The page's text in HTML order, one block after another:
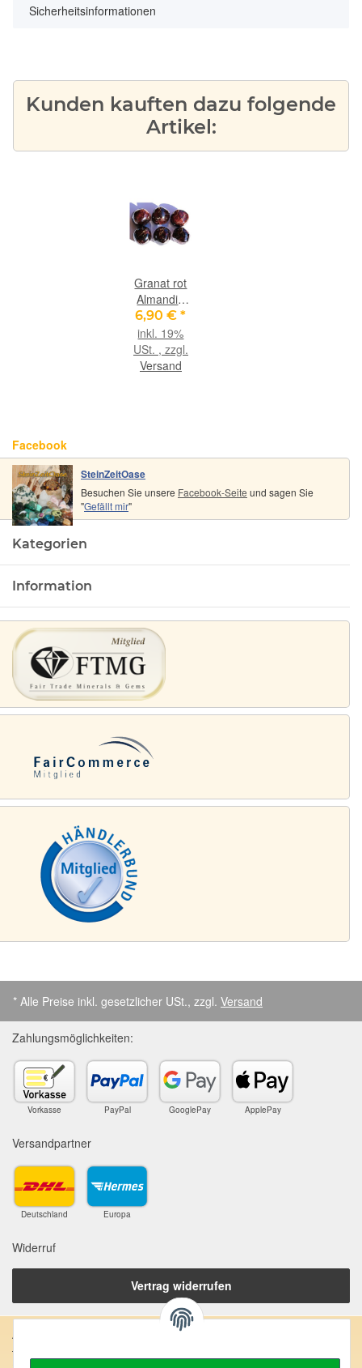
Sicherheitsinformationen
Kunden kauften dazu folgende
Artikel:
Granat rot
Almandin
"Schimmer"
Trommelsteine
Sonderqualität
6,90 €*
inkl. 19%
USt. , zzgl.
Versand
Facebook
SteinZeitOase
Besuchen Sie unsere Facebook-Seite und sagen Sie
"Gefällt mir"
Kategorien
Information
* Alle Preise inkl. gesetzlicher USt., zzgl. Versand
Zahlungsmöglichkeiten:
Vorkasse PayPal GooglePay ApplePay
Versandpartner
Deutschland Europa
Widerruf
Vertrag widerrufen
Anschrift: